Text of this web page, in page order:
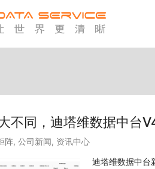
不同，迪塔维数据中台
阵, 公司新闻, 资讯中心
迪塔维数据中台